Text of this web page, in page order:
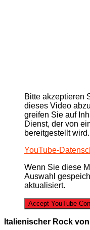
Bitte akzeptieren
dieses Video
greifen Sie auf
Dienst, der von
bereitgestellt wird.
YouTube-
Wenn Sie diese
Auswahl
aktualisiert.
Accept YouTube
Italienischer Rock von